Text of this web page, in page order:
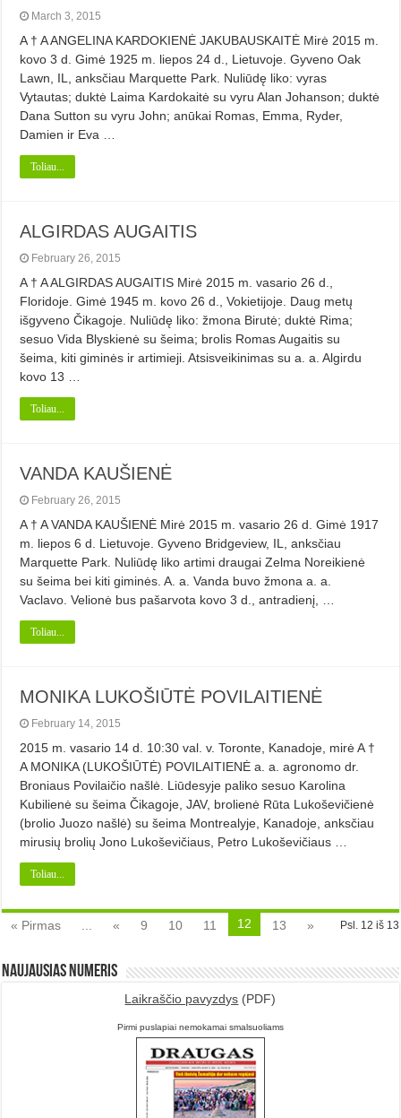
March 3, 2015
A † A ANGELINA KARDOKIENĖ JAKUBAUSKAITĖ Mirė 2015 m.
kovo 3 d. Gimė 1925 m. liepos 24 d., Lietuvoje. Gyveno Oak
Lawn, IL, anksčiau Marquette Park. Nuliūdę liko: vyras
Vytautas; duktė Laima Kardokaitė su vyru Alan Johanson; duktė
Dana Sutton su vyru John; anūkai Romas, Emma, Ryder,
Damien ir Eva …
Toliau...
ALGIRDAS AUGAITIS
February 26, 2015
A † A ALGIRDAS AUGAITIS Mirė 2015 m. vasario 26 d.,
Floridoje. Gimė 1945 m. kovo 26 d., Vokietijoje. Daug metų
išgyveno Čikagoje. Nuliūdę liko: žmona Birutė; duktė Rima;
sesuo Vida Blyskienė su šeima; brolis Romas Augaitis su
šeima, kiti giminės ir artimieji. Atsisveikinimas su a. a. Algirdu
kovo 13 …
Toliau...
VANDA KAUŠIENĖ
February 26, 2015
A † A VANDA KAUŠIENĖ Mirė 2015 m. vasario 26 d. Gimė 1917
m. liepos 6 d. Lietuvoje. Gyveno Bridgeview, IL, anksčiau
Marquette Park. Nuliūdę liko artimi draugai Zelma Noreikienė
su šeima bei kiti giminės. A. a. Vanda buvo žmona a. a.
Vaclavo. Velionė bus pašarvota kovo 3 d., antradienį, …
Toliau...
MONIKA LUKOŠIŪTĖ POVILAITIENĖ
February 14, 2015
2015 m. vasario 14 d. 10:30 val. v. Toronte, Kanadoje, mirė A †
A MONIKA (LUKOŠIŪTĖ) POVILAITIENĖ a. a. agronomo dr.
Broniaus Povilaičio našlė. Liūdesyje paliko sesuo Karolina
Kubilienė su šeima Čikagoje, JAV, brolienė Rūta Lukoševičienė
(brolio Juozo našlė) su šeima Montrealyje, Kanadoje, anksčiau
mirusių brolių Jono Lukoševičiaus, Petro Lukoševičiaus …
Toliau...
Psl. 12 iš 13
« Pirmas « 9 10 11 12 13 »
Naujausias numeris
Laikraščio pavyzdys (PDF)
Pirmi puslapiai nemokamai smalsuoliams